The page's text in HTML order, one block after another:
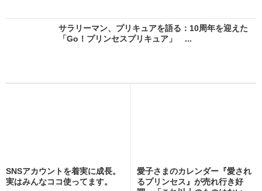
サラリーマン、プリキュアを語る：10周年を迎えた
「Go！プリンセスプリキュア」 ...
SNSアカウントを着実に成長。
実はみんなココ使ってます。
愛子さまのカレンダー『愛され
るプリンセス』が売れ行き好